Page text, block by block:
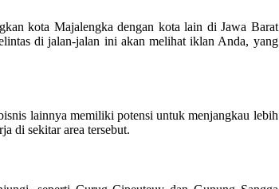
kota Majalengka dengan kota lain di Jawa Barat
di jalan-jalan ini akan melihat iklan Anda, yang
lainnya memiliki potensi untuk menjangkau lebih
di sekitar area tersebut.